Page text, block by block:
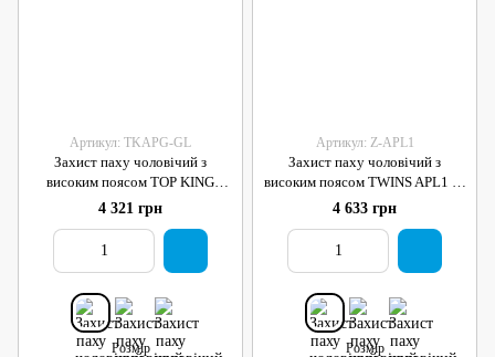
Артикул: TKAPG-GL
Захист паху чоловічий з
високим поясом TOP KING
TKAPG-GL S чорний
4 321 грн
Розмір
Артикул: Z-APL1
Захист паху чоловічий з
високим поясом TWINS APL1 M
(70-80см талія) червоний
4 633 грн
Розмір